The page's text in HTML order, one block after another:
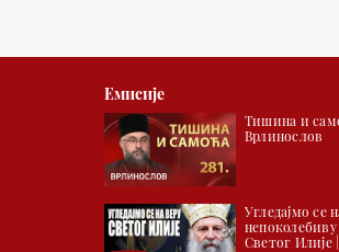
Емисије
Тишина и
Врлинослов
Угледајмо се
непоколебиву
Светог Илије